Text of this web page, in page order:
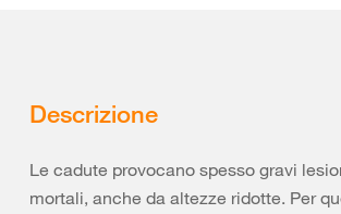
Descrizione
Le cadute provocano spesso gravi
mortali, anche da altezze ridotte. Per